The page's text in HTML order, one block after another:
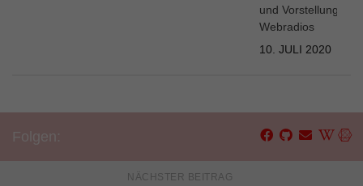
und Vorstellung
Webradios
10. JULI 2020
NÄCHSTER BEITRAG